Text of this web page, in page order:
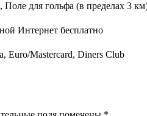
Поле для гольфа (в пределах 3
Интернет бесплатно
Euro/Mastercard, Diners Club